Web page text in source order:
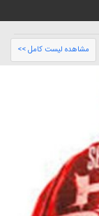
مشاهده لیست کامل >>